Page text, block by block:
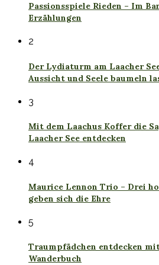
Passionsspiele Rieden – Im
Erzählungen
2
Der Lydiaturm am Laacher
Aussicht und Seele baumeln
3
Mit dem Laachus Koffer die
Laacher See entdecken
4
Maurice Lennon Trio – Drei
geben sich die Ehre
5
Traumpfädchen entdecken
Wanderbuch